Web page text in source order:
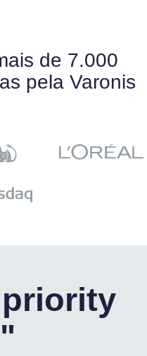
de 7.000
pela Varonis